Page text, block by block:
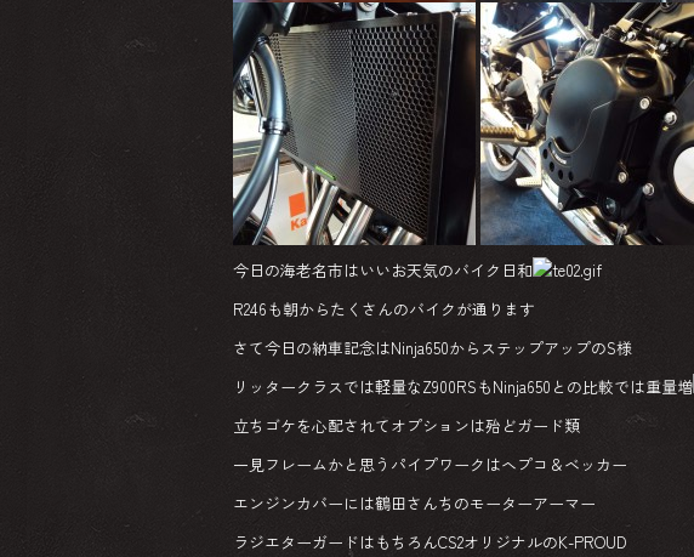
今日の海老名市はいいお天気のバイク日和
R246も朝からたくさんのバイクが通ります
さて今日の納車記念はNinja650からステップアップのS様
リッタークラスでは軽量なZ900RSもNinja650との比較では重量増
立ちゴケを心配されてオプションは殆どガード類
一見フレームかと思うパイプワークはヘプコ＆ベッカー
エンジンカバーには鶴田さんちのモーターアーマー
ラジエターガードはもちろんCS2オリジナルのK-PROUD